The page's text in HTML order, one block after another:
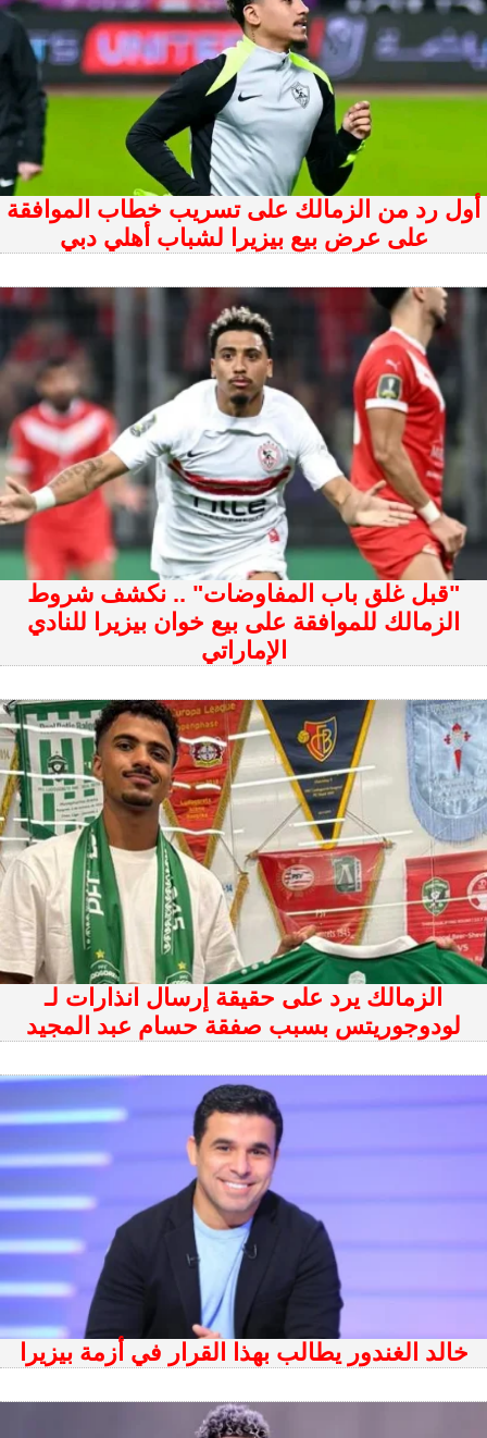
أول رد من الزمالك على تسريب خطاب الموافقة
على عرض بيع بيزيرا لشباب أهلي دبي
"قبل غلق باب المفاوضات" .. نكشف شروط
الزمالك للموافقة على بيع خوان بيزيرا للنادي
الإماراتي
الزمالك يرد على حقيقة إرسال انذارات لـ
لودوجوريتس بسبب صفقة حسام عبد المجيد
خالد الغندور يطالب بهذا القرار في أزمة بيزيرا